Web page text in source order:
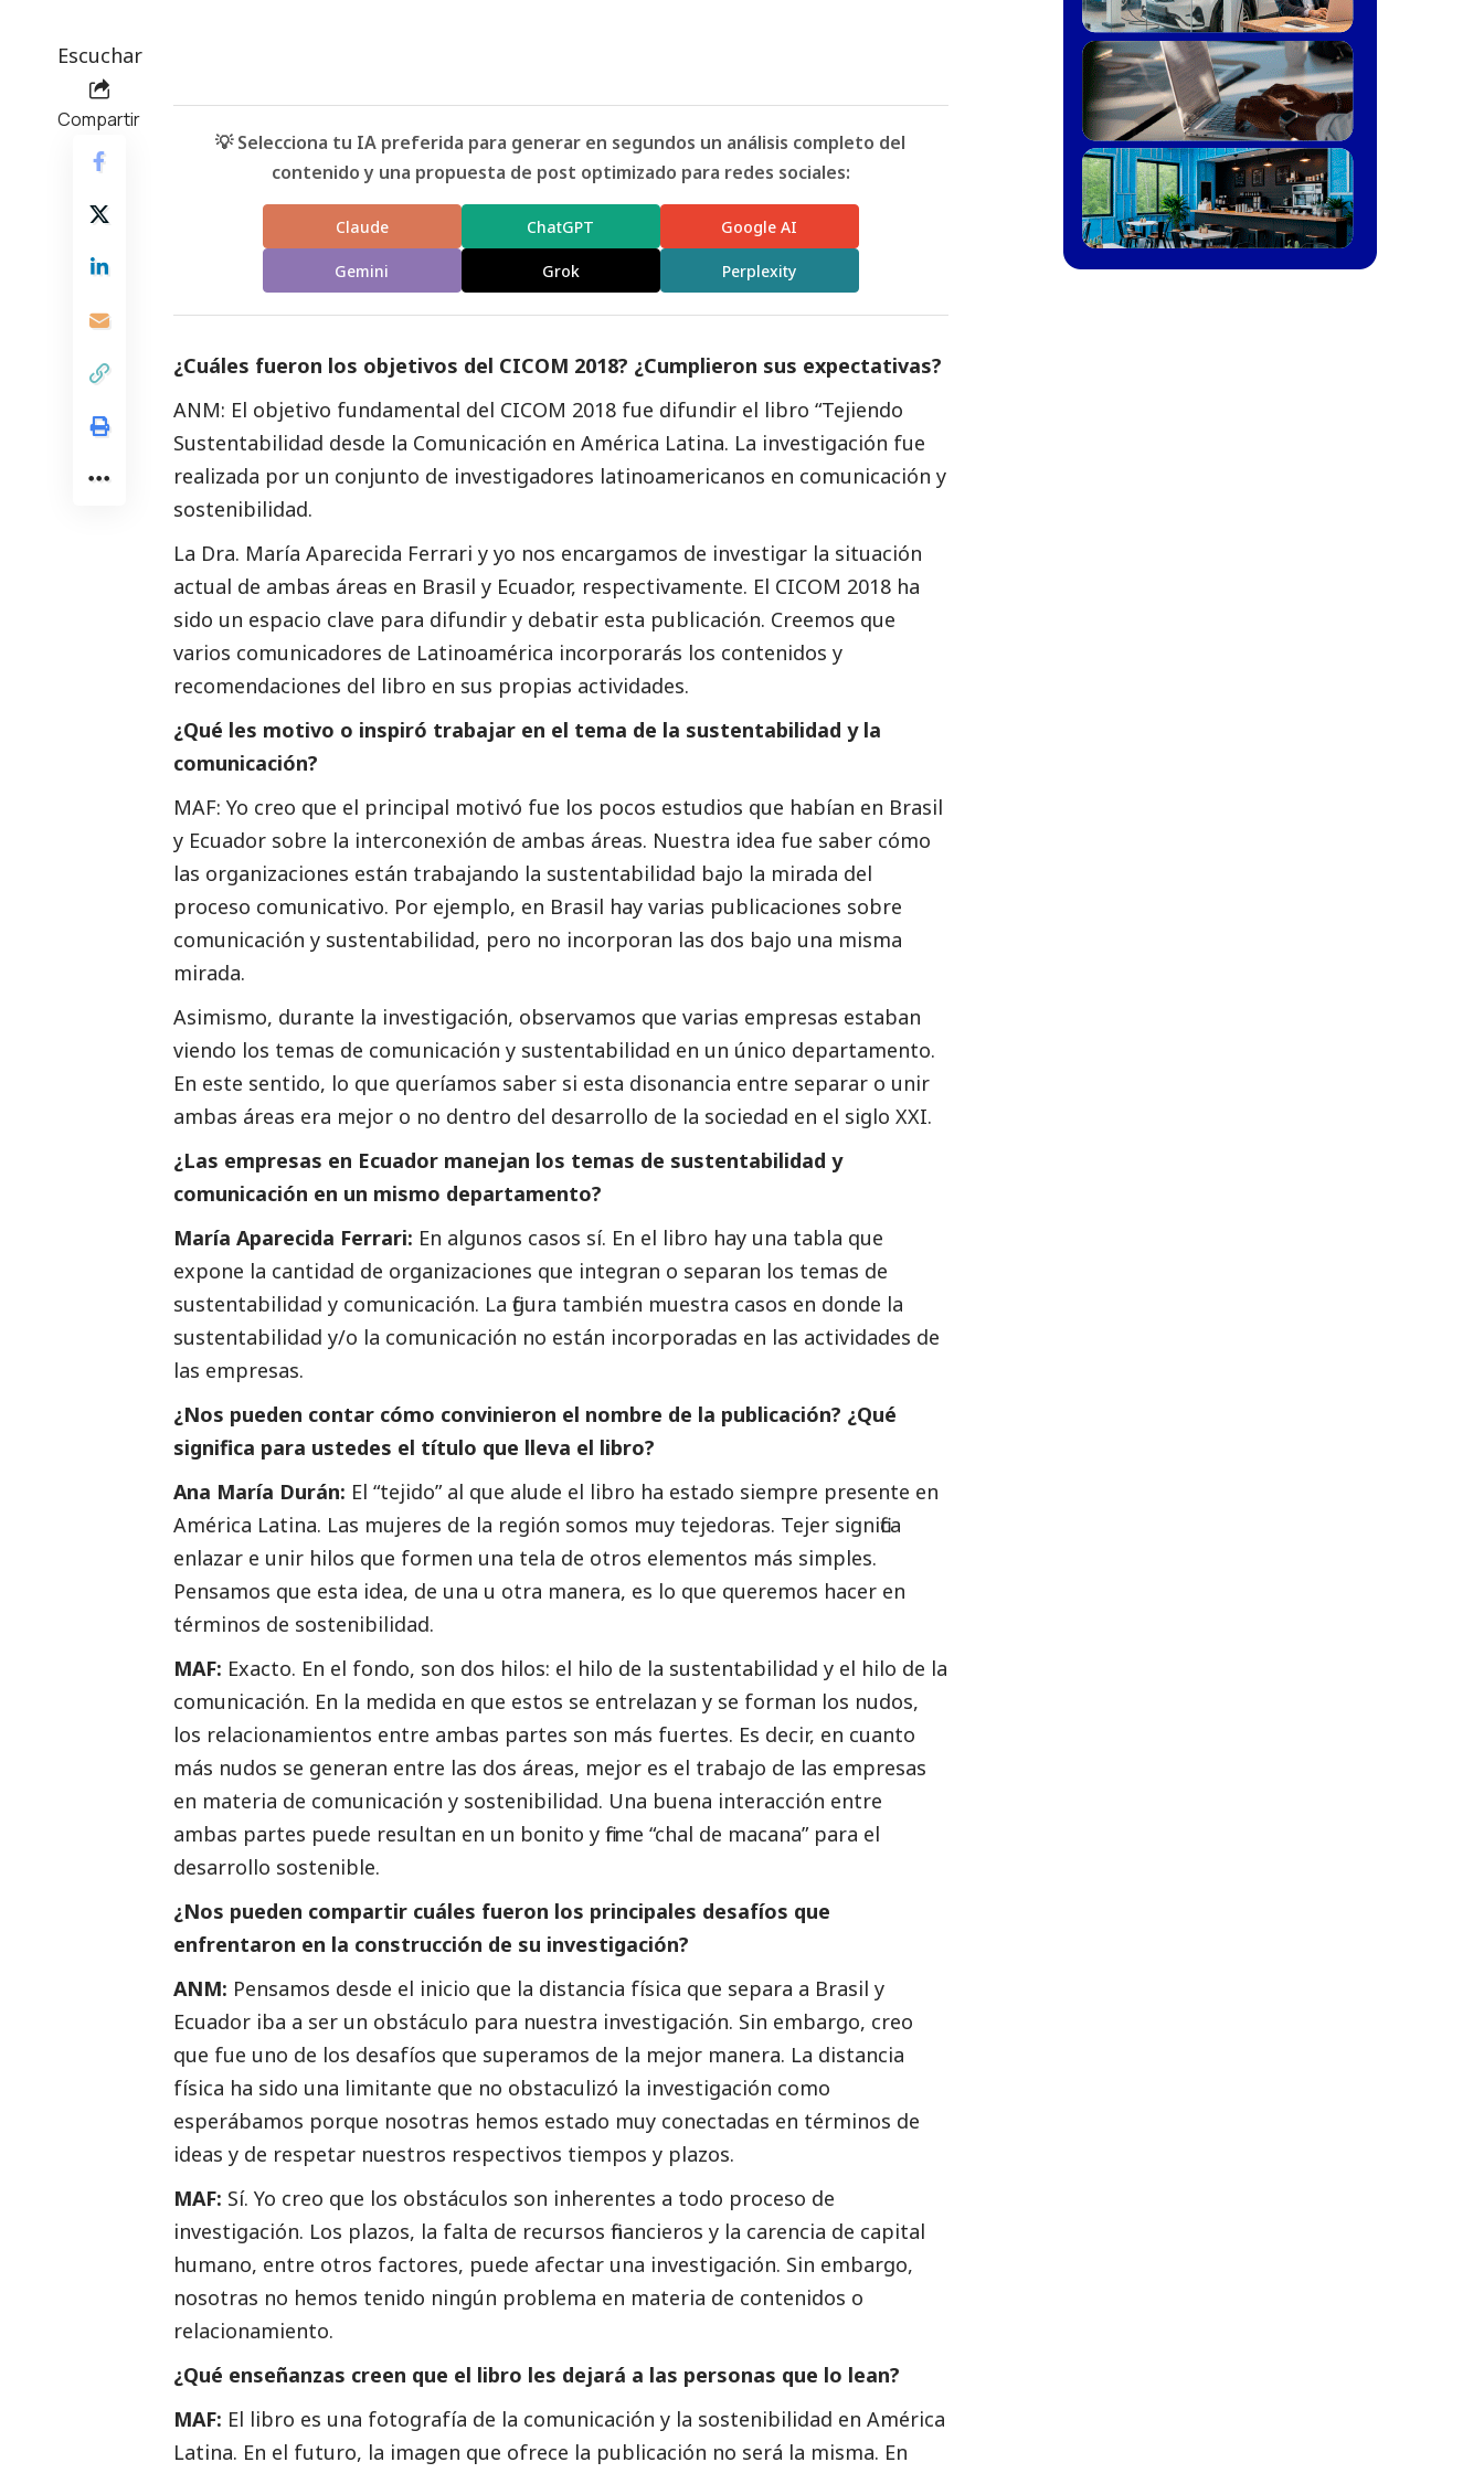
Escuchar
Compartir
💡 Selecciona tu IA preferida para generar en segundos un análisis completo del
contenido y una propuesta de post optimizado para redes sociales:
Claude ChatGPT Google AI
Gemini Grok Perplexity
¿Cuáles fueron los objetivos del CICOM 2018? ¿Cumplieron sus expectativas?
ANM: El objetivo fundamental del CICOM 2018 fue difundir el libro “Tejiendo
Sustentabilidad desde la Comunicación en América Latina. La investigación fue
realizada por un conjunto de investigadores latinoamericanos en comunicación y
sostenibilidad.
La Dra. María Aparecida Ferrari y yo nos encargamos de investigar la situación
actual de ambas áreas en Brasil y Ecuador, respectivamente. El CICOM 2018 ha
sido un espacio clave para difundir y debatir esta publicación. Creemos que
varios comunicadores de Latinoamérica incorporarás los contenidos y
recomendaciones del libro en sus propias actividades.
¿Qué les motivo o inspiró trabajar en el tema de la sustentabilidad y la
comunicación?
MAF: Yo creo que el principal motivó fue los pocos estudios que habían en Brasil
y Ecuador sobre la interconexión de ambas áreas. Nuestra idea fue saber cómo
las organizaciones están trabajando la sustentabilidad bajo la mirada del
proceso comunicativo. Por ejemplo, en Brasil hay varias publicaciones sobre
comunicación y sustentabilidad, pero no incorporan las dos bajo una misma
mirada.
Asimismo, durante la investigación, observamos que varias empresas estaban
viendo los temas de comunicación y sustentabilidad en un único departamento.
En este sentido, lo que queríamos saber si esta disonancia entre separar o unir
ambas áreas era mejor o no dentro del desarrollo de la sociedad en el siglo XXI.
¿Las empresas en Ecuador manejan los temas de sustentabilidad y
comunicación en un mismo departamento?
María Aparecida Ferrari: En algunos casos sí. En el libro hay una tabla que
expone la cantidad de organizaciones que integran o separan los temas de
sustentabilidad y comunicación. La figura también muestra casos en donde la
sustentabilidad y/o la comunicación no están incorporadas en las actividades de
las empresas.
¿Nos pueden contar cómo convinieron el nombre de la publicación? ¿Qué
significa para ustedes el título que lleva el libro?
Ana María Durán: El “tejido” al que alude el libro ha estado siempre presente en
América Latina. Las mujeres de la región somos muy tejedoras. Tejer significa
enlazar e unir hilos que formen una tela de otros elementos más simples.
Pensamos que esta idea, de una u otra manera, es lo que queremos hacer en
términos de sostenibilidad.
MAF: Exacto. En el fondo, son dos hilos: el hilo de la sustentabilidad y el hilo de la
comunicación. En la medida en que estos se entrelazan y se forman los nudos,
los relacionamientos entre ambas partes son más fuertes. Es decir, en cuanto
más nudos se generan entre las dos áreas, mejor es el trabajo de las empresas
en materia de comunicación y sostenibilidad. Una buena interacción entre
ambas partes puede resultan en un bonito y firme “chal de macana” para el
desarrollo sostenible.
¿Nos pueden compartir cuáles fueron los principales desafíos que
enfrentaron en la construcción de su investigación?
ANM: Pensamos desde el inicio que la distancia física que separa a Brasil y
Ecuador iba a ser un obstáculo para nuestra investigación. Sin embargo, creo
que fue uno de los desafíos que superamos de la mejor manera. La distancia
física ha sido una limitante que no obstaculizó la investigación como
esperábamos porque nosotras hemos estado muy conectadas en términos de
ideas y de respetar nuestros respectivos tiempos y plazos.
MAF: Sí. Yo creo que los obstáculos son inherentes a todo proceso de
investigación. Los plazos, la falta de recursos financieros y la carencia de capital
humano, entre otros factores, puede afectar una investigación. Sin embargo,
nosotras no hemos tenido ningún problema en materia de contenidos o
relacionamiento.
¿Qué enseñanzas creen que el libro les dejará a las personas que lo lean?
MAF: El libro es una fotografía de la comunicación y la sostenibilidad en América
Latina. En el futuro, la imagen que ofrece la publicación no será la misma. En